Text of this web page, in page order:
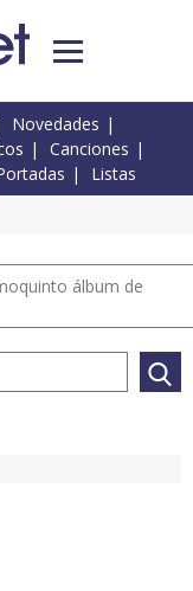
Novedades
Canciones
Listas
álbum de